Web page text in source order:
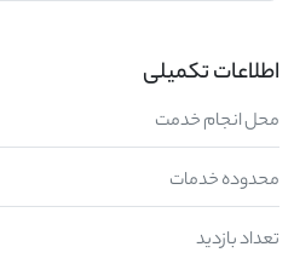
اطلاعات تکمیلی
محل انجام خدمت
محدوده خدمات
تعداد بازدید